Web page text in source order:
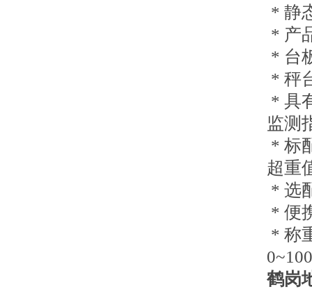
* 静
* 产
* 台
* 秤
* 具
监测
* 标
超重
* 选
* 便
* 称
鹤岗